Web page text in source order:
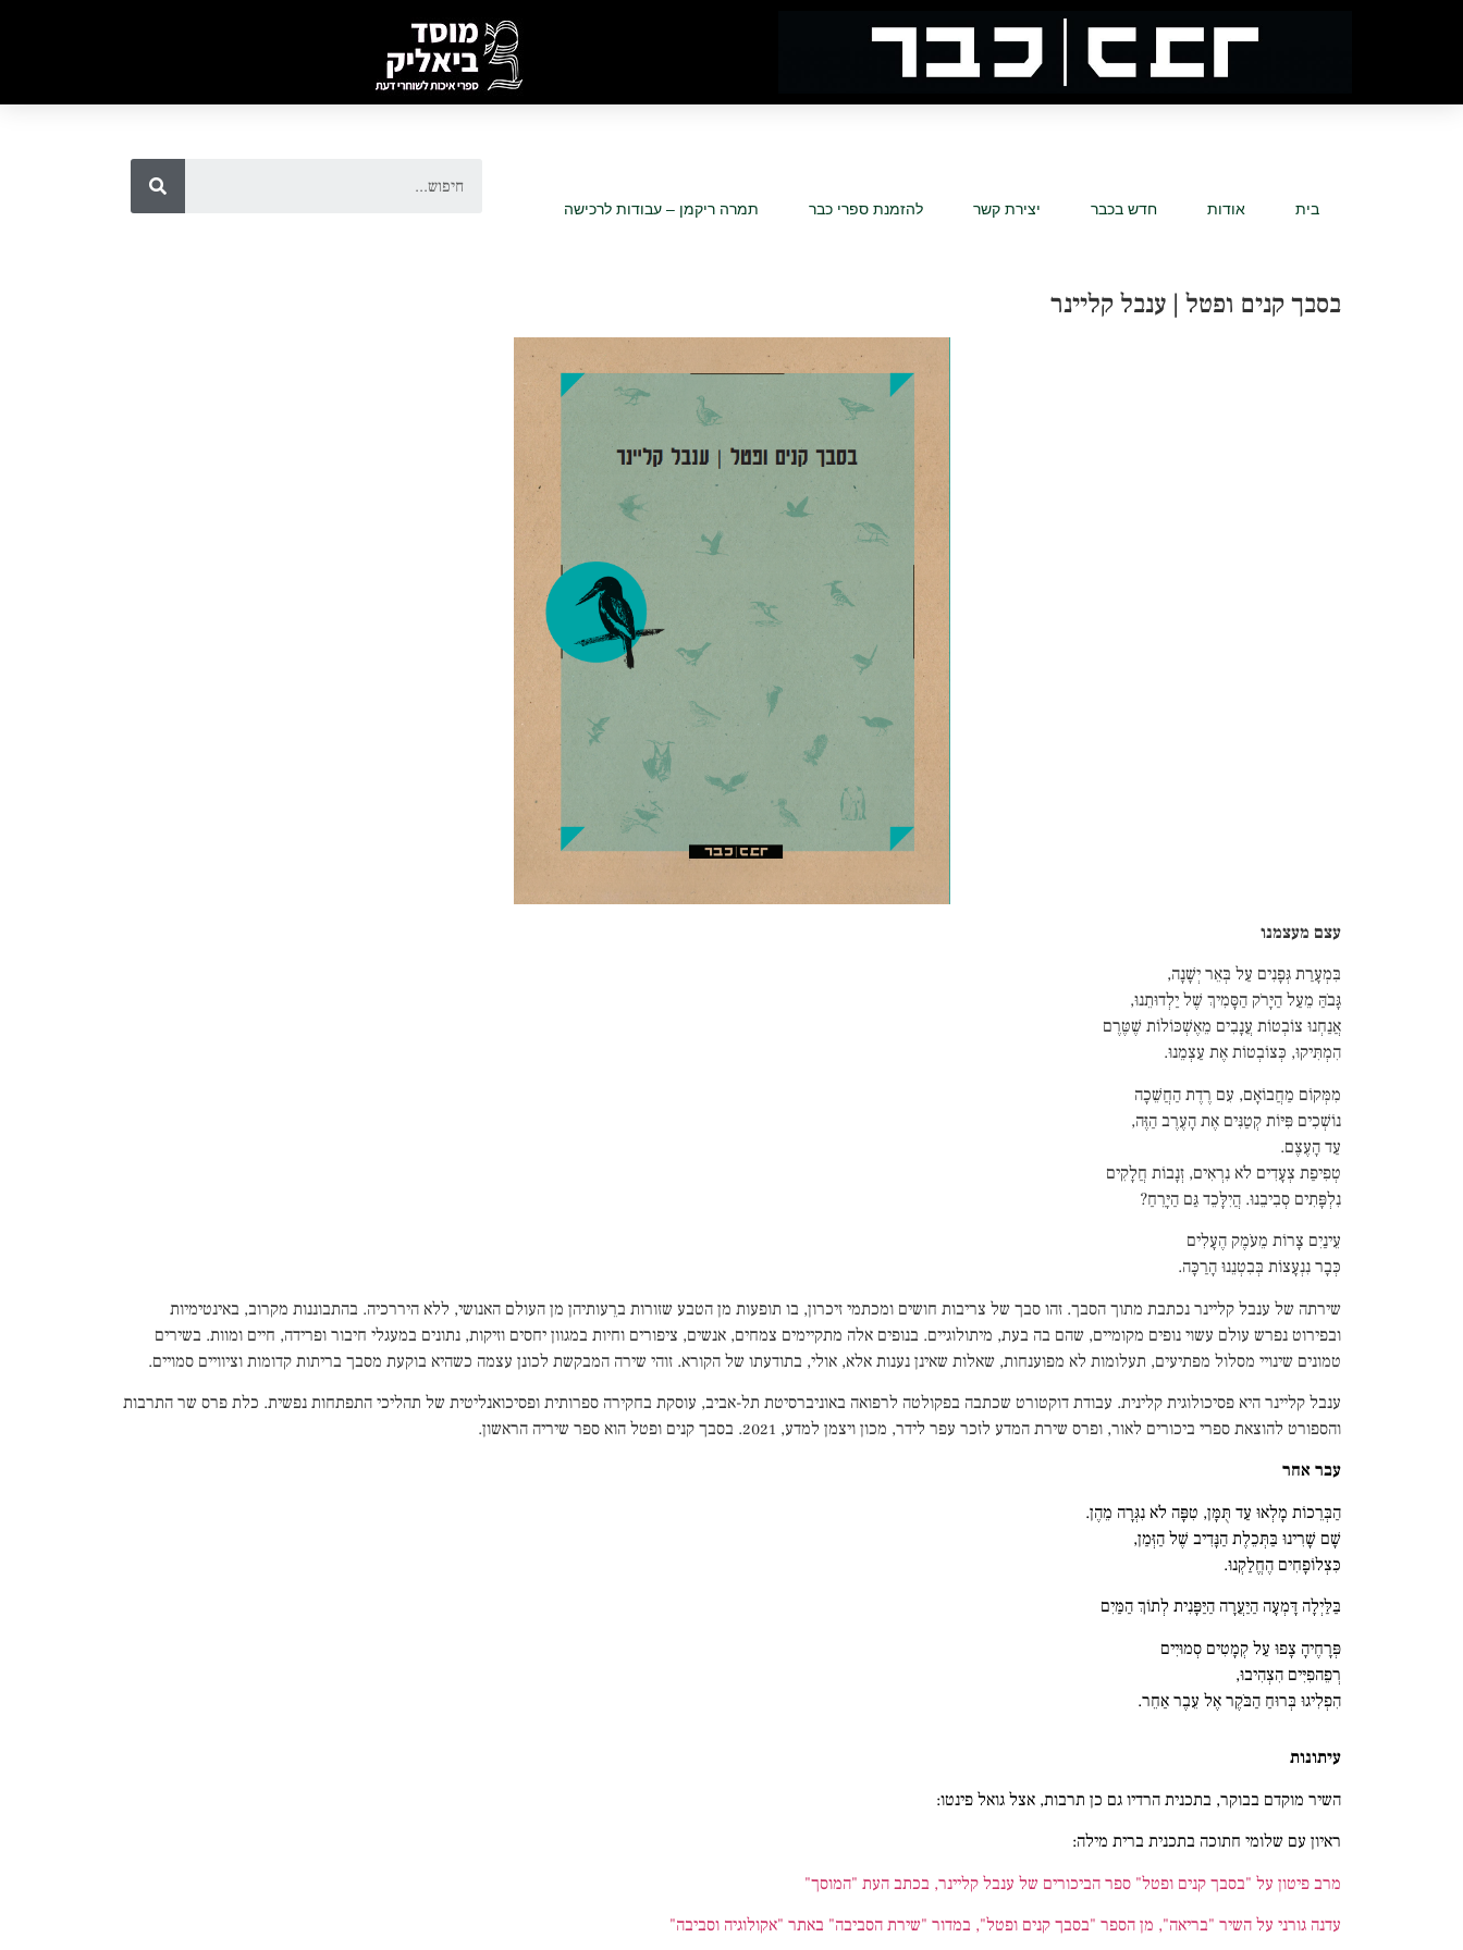
בית אודות חדש בכבר יצירת קשר להזמנת ספרי כבר תמרה ריקמן – עבודות לרכישה
בסבך קנים ופטל | ענבל קליינר
עצם מעצמנו
בִּמְעָרַת גְּפָנִים עַל בְּאֵר יְשָׁנָה,
גָּבֹהַּ מֵעַל הַיָּרֹק הַסָּמִיךְ שֶׁל יַלְדוּתֵנוּ,
אֲנַחְנוּ צוֹבְטוֹת עֲנָבִים מֵאֶשְׁכּוֹלוֹת שֶׁטֶּרֶם
הִמְתִּיקוּ, כְּצוֹבְטוֹת אֶת עַצְמֵנוּ.
מִמְּקוֹם מַחֲבוֹאָם, עִם רֶדֶת הַחֲשֵׁכָה
נוֹשְׁכִים פִּיּוֹת קְטַנִּים אֶת הָעֶרֶב הַזֶּה,
עַד הָעֶצֶם.
טְפִיפַת צְעָדִים לֹא נִרְאִים, זְנָבוֹת חֲלָקִים
נִלְפָּתִים סְבִיבֵנוּ. הֲיִלָּכֵד גַּם הַיָּרֵחַ?
עֵינַיִם צָרוֹת מֵעֹמֶק הֶעָלִים
כְּבָר נִנְעָצוֹת בְּבִטְנֵנוּ הָרַכָּה.
שירתה של ענבל קליינר נכתבת מתוך הסבך. זהו סבך של צריבות חושים ומכתמי זיכרון, בו תופעות מן הטבע שזורות ברֵעותיהן מן העולם האנושי, ללא היררכיה. בהתבוננות מקרוב, באינטימיות
ובפירוט נפרש עולם עשוי נופים מקומיים, שהם בה בעת, מיתולוגיים. בנופים אלה מתקיימים צמחים, אנשים, ציפורים וחיות במגוון יחסים וזיקות, נתונים במעגלי חיבור ופרידה, חיים ומוות. בשירים
טמונים שינויי מסלול מפתיעים, תעלומות לא מפוענחות, שאלות שאינן נענות אלא, אולי, בתודעתו של הקורא. זוהי שירה המבקשת לכונן עצמה כשהיא בוקעת מסבך בריתות קדומות וציוויים סמויים.
ענבל קליינר היא פסיכולוגית קלינית. עבודת דוקטורט שכתבה בפקולטה לרפואה באוניברסיטת תל-אביב, עוסקת בחקירה ספרותית ופסיכואנליטית של תהליכי התפתחות נפשית. כלת פרס שר התרבות
והספורט להוצאת ספרי ביכורים לאור, ופרס שירת המדע לזכר עפר לידר, מכון ויצמן למדע, 2021. בסבך קנים ופטל הוא ספר שיריה הראשון.
עבר אחר
הַבְּרֵכוֹת מָלְאוּ עַד תֻּמָּן, טִפָּה לֹא נִגְּרָה מֵהֶן.
שָׁם שָׁרִינוּ בַּתְּכֵלֶת הַנָּדִיב שֶׁל הַזְּמַן,
כִּצְלוֹפָחִים הֶחֱלַקְנוּ.
בַּלַּיְלָה דָּמְעָה הַיַּעֲרָה הַיַּפָּנִית לְתוֹךְ הַמַּיִם
פְּרָחֶיהָ צָפוּ עַל קְמָטִים סְמוּיִים
רְפֵהפִיִּים הִצְהִיבוּ,
הִפְלִיגוּ בְּרוּחַ הַבֹּקֶר אֶל עֵבֶר אַחֵר.
עיתונות
השיר מוקדם בבוקר, בתכנית הרדיו גם כן תרבות, אצל גואל פינטו:
ראיון עם שלומי חתוכה בתכנית ברית מילה:
מרב פיטון על "בסבך קנים ופטל" ספר הביכורים של ענבל קליינר, בכתב העת "המוסך"
עדנה גורני על השיר "בריאה", מן הספר "בסבך קנים ופטל", במדור "שירת הסביבה" באתר "אקולוגיה וסביבה"